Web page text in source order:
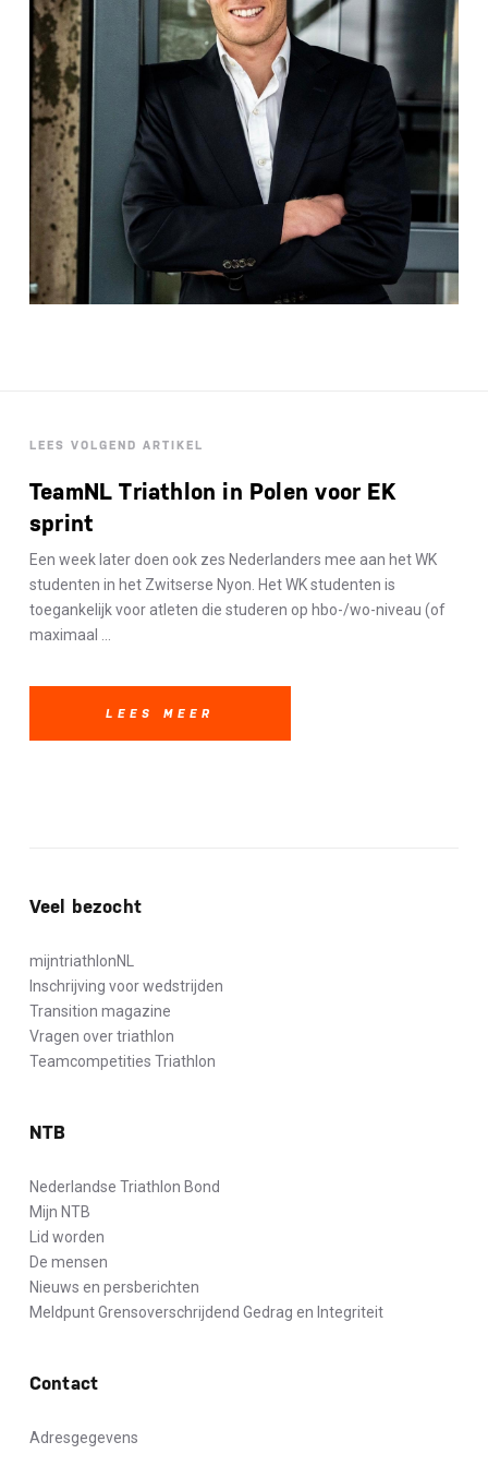
LEES VOLGEND ARTIKEL
TeamNL Triathlon in Polen voor EK
sprint
Een week later doen ook zes Nederlanders mee aan het WK
studenten in het Zwitserse Nyon. Het WK studenten is
toegankelijk voor atleten die studeren op hbo-/wo-niveau (of
maximaal ...
LEES MEER
Veel bezocht
mijntriathlonNL
Inschrijving voor wedstrijden
Transition magazine
Vragen over triathlon
Teamcompetities Triathlon
NTB
Nederlandse Triathlon Bond
Mijn NTB
Lid worden
De mensen
Nieuws en persberichten
Meldpunt Grensoverschrijdend Gedrag en Integriteit
Contact
Adresgegevens